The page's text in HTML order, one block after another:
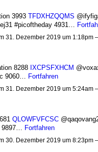
3993 TFDXHZQQMS
#picoftheday 4931…
31. Dezember 2019 um 1:18pm
8288 IXCPSFXHCM
9060…
Fortfahren
31. Dezember 2019 um 5:24am
QLOWFVFCSC
9897… Fortfahren
30. Dezember 2019 um 8:23pm